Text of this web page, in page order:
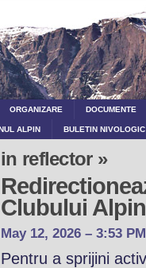
ORGANIZARE DOCUMENTE
ALPIN BULETIN
in reflector »
Clubului
May 12, 2026 – 3:53 PM
Pentru a sprijini